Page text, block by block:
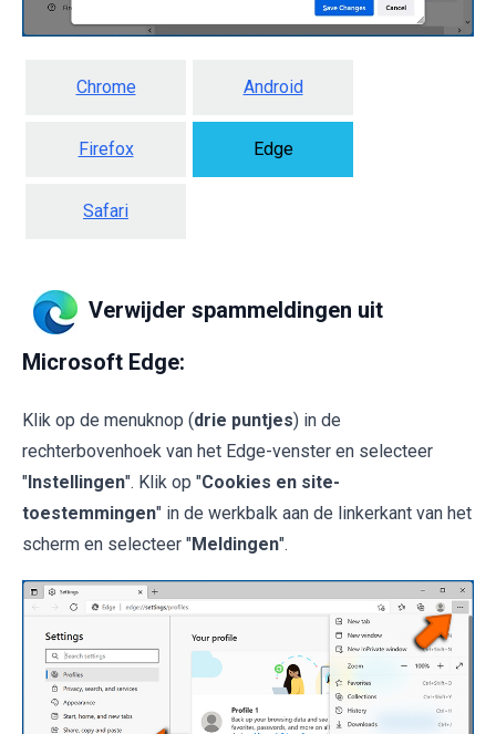
Chrome Android
Firefox Edge
Safari
Verwijder spammeldingen uit
Microsoft Edge:
Klik op de menuknop (drie puntjes) in de
rechterbovenhoek van het Edge-venster en selecteer
" Instellingen". Klik op "Cookies en site-
toestemmingen" in de werkbalk aan de linkerkant van het
scherm en selecteer "Meldingen".